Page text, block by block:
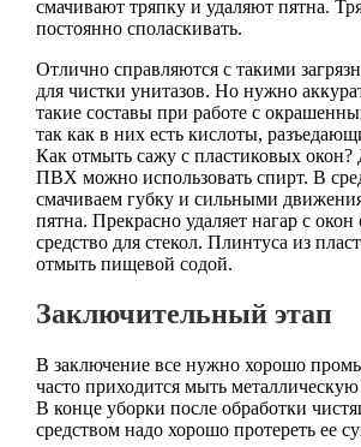
смачивают тряпку и удаляют пятна.
постоянно споласкивать.
Отлично справляются с такими
для чистки унитазов. Но нужно
такие составы при работе с
так как в них есть кислоты,
Как отмыть сажу с пластиковых окон?
ПВХ можно использовать спирт. В
смачиваем губку и сильными
пятна. Прекрасно удаляет нагар с
средство для стекол. Плинтуса из
отмыть пищевой содой.
Заключительный этап
В заключение все нужно хорошо
часто приходится мыть
В конце уборки после обработки
средством надо хорошо протереть ее